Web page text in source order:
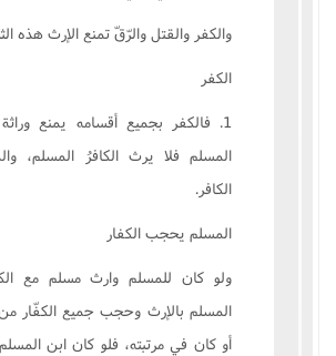
والکفر والقتل والرّقّ تمنع الإرث هذه
الکفر
1. فالکفر بجميع أقسامه يمنع
المسلم فلا يرث الکافرُ المسلم،
الکافر.
المسلم يحجب الکفار
ولو کان للمسلم وارث مسلم مع
المسلم بالإرث وحجب جميع الکفّار
أو کان في مرتبته، فلو کان ابن